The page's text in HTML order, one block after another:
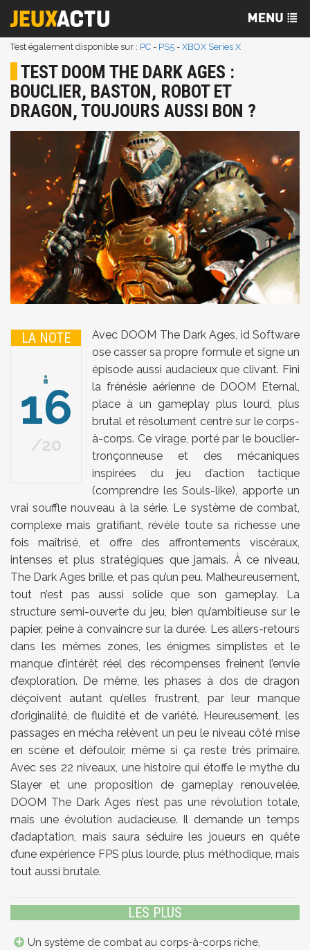
Test également disponible sur : PC - PS5 - XBOX Series X
TEST DOOM THE DARK AGES :
BOUCLIER, BASTON, ROBOT ET
DRAGON, TOUJOURS AUSSI BON ?
LA NOTE
16
20
Avec DOOM The Dark Ages, id Software
ose casser sa propre formule et signe un
épisode aussi audacieux que clivant. Fini
la frénésie aérienne de DOOM Eternal,
place à un gameplay plus lourd, plus
brutal et résolument centré sur le corps-
à-corps. Ce virage, porté par le bouclier-
tronçonneuse et des mécaniques
inspirées du jeu d’action tactique
(comprendre les Souls-like), apporte un
vrai souffle nouveau à la série. Le système de combat,
complexe mais gratifiant, révèle toute sa richesse une
fois maîtrisé, et offre des affrontements viscéraux,
intenses et plus stratégiques que jamais. À ce niveau,
The Dark Ages brille, et pas qu’un peu. Malheureusement,
tout n’est pas aussi solide que son gameplay. La
structure semi-ouverte du jeu, bien qu’ambitieuse sur le
papier, peine à convaincre sur la durée. Les allers-retours
dans les mêmes zones, les énigmes simplistes et le
manque d’intérêt réel des récompenses freinent l’envie
d’exploration. De même, les phases à dos de dragon
déçoivent autant qu’elles frustrent, par leur manque
d’originalité, de fluidité et de variété. Heureusement, les
passages en mécha relèvent un peu le niveau côté mise
en scène et défouloir, même si ça reste très primaire.
Avec ses 22 niveaux, une histoire qui étoffe le mythe du
Slayer et une proposition de gameplay renouvelée,
DOOM The Dark Ages n’est pas une révolution totale,
mais une évolution audacieuse. Il demande un temps
d’adaptation, mais saura séduire les joueurs en quête
d’une expérience FPS plus lourde, plus méthodique, mais
tout aussi brutale.
LES PLUS
Un système de combat au corps-à-corps riche,